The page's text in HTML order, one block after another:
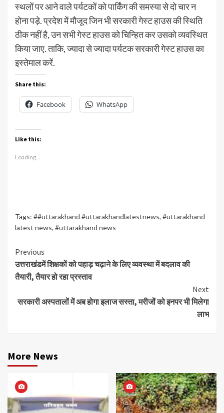
स्थलों पर आने वाले पर्यटकों को पार्किंग की समस्या से दो चार न
होना पड़े. प्रदेश में मौजूद जिन भी सरकारी गेस्ट हाउस की स्थिति
ठीक नहीं है, उन सभी गेस्ट हाउस को चिन्हित कर उसको व्यवस्थित
किया जाए. ताकि, ज्यादा से ज्यादा पर्यटक सरकारी गेस्ट हाउस का
इस्तेमाल करें.
Share this:
Facebook WhatsApp
Like this:
Loading...
Tags: ##uttarakhand #uttarakhandlatestnews, #uttarakhand
latest news, #uttarakhand news
Continue
Reading
Previous
उत्तराखंडमें शिक्षकों को पहाड़ चढ़ाने के लिए व्यवस्था में बदलाव की
तैयारी, तैयार हो रहा प्रस्ताव
Next
सरकारी अस्पतालों में अब होगा इलाज सस्ता, मरीजों को इनपर भी मिलेगा
लाभ
More News